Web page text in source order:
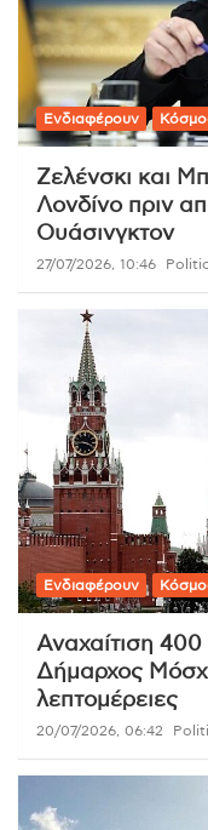
Ενδιαφέρουν
Ζελένσκι και
Λονδίνο πριν
Ουάσινγκτον
27/07/2026, 10:46
Ενδιαφέρουν
Αναχαίτιση
Δήμαρχος
λεπτομέρειες
20/07/2026, 06:42